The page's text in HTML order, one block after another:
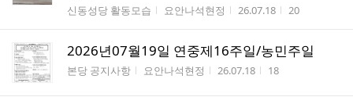
게시판명
신동성당 활동모습 작성자
요안나석현정 작성시간
26.07.18 조회수
20
2026년07월19일 연중제16주일/농민주일
게시판명
본당 공지사항 작성자
요안나석현정 작성시간
26.07.18 조회수
18